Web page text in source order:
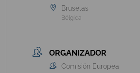
Bruselas
Bélgica
ORGANIZADOR
Comisión Europea